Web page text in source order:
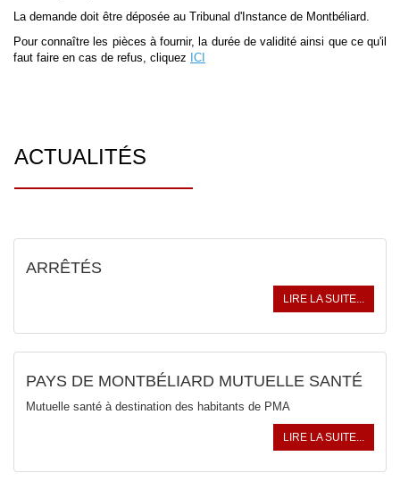
La demande doit être déposée au Tribunal d'Instance de Montbéliard.
Pour connaître les pièces à fournir, la durée de validité ainsi que ce qu'il
faut faire en cas de refus, cliquez ICI
ACTUALITÉS
ARRÊTÉS
LIRE LA SUITE...
PAYS DE MONTBÉLIARD MUTUELLE SANTÉ
Mutuelle santé à destination des habitants de PMA
LIRE LA SUITE...